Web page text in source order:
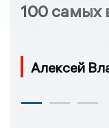
100 самых
Алексей